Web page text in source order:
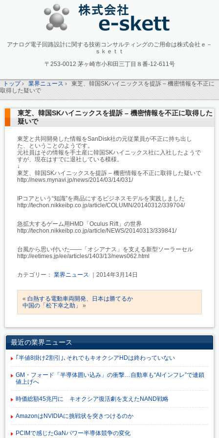
アナログ電子回路設計に関する技術コンサルティングのご用命は株式会社ｅ－
ｓｋｅｔｔ
〒253-0012 茅ヶ崎市小和田三丁目８番-12-611号
トップ› 業界ニュース› 東芝、韓国SKハイニックスを提訴 – 機密情報を不正に
取得した疑いで
東芝、韓国SKハイニックスを提訴 – 機密情報を不正に取得した
疑いで
東芝と共同開発した情報をSanDisk社の元従業員が不正に持ち出し
た、ということのようです。
元社員はその情報を手土産に韓国SKハイニックス社に入社したようで
すが、現在はすでに退社している模様。
↓
東芝、韓国SKハイニックスを提訴 – 機密情報を不正に取得した疑いで
http://news.mynavi.jp/news/2014/03/14/031/
IPコアという“知識”を商品にするビジネスモデルを実践しました
http://techon.nikkeibp.co.jp/article/COLUMN/20140312/339704/
急拡大するゲーム用HMD「Oculus Rift」の世界
http://techon.nikkeibp.co.jp/article/NEWS/20140313/339841/
台風から思い付いた――「オシアナス」を支える新型ソーラーセル
http://eetimes.jp/ee/articles/1403/13/news062.html
カテゴリー： 業界ニュース ｜2014年3月14日
« 白熱する電動車両開発、日本は勝てるか
中国の「松下幸之助」
»
最近の業界ニュース
｢半値8掛け2割引｣､それでもキオクシアHDは終わっていない
GM・フォード「半導体囲い込み」の衝撃…自動車も“AIインフレ”で連鎖
値上げへ
時価総額45兆円に キオクシア復活劇を支えたNAND戦略
AmazonはNVIDIAに挑戦状を突きつけるのか
PCIMで感じたGaNパワー半導体競争の変化